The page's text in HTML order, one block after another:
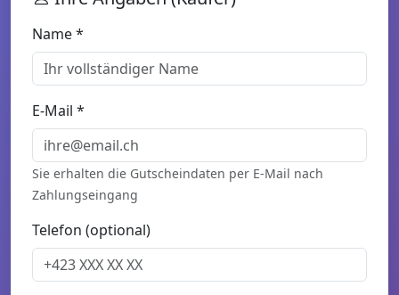
Name *
E-Mail *
Sie erhalten die Gutscheindaten per E-Mail nach
Zahlungseingang
Telefon (optional)